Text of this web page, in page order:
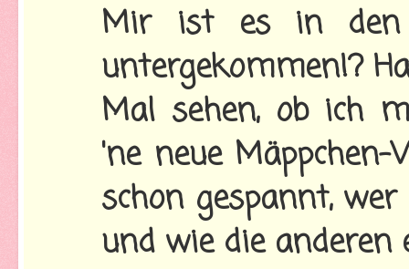
Mir ist es in den
untergekommen!?
Mal sehen, ob ich
'ne neue
schon gespannt,
und wie die anderen